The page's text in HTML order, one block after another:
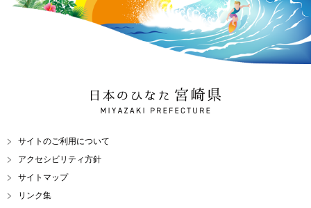
日本のひなた 宮崎県
MIYAZAKI PREFECTURE
サイトのご利用について
アクセシビリティ方針
サイトマップ
リンク集